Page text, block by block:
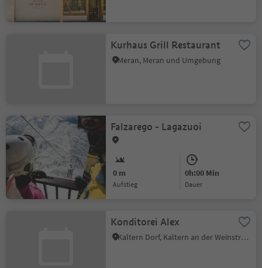
Kurhaus Grill Restaurant
Meran, Meran und Umgebung
Falzarego - Lagazuoi
0 m
Aufstieg
0h:00 Min
Dauer
Konditorei Alex
Kaltern Dorf, Kaltern an der Weinstraße, Südtiroler Weinstraße